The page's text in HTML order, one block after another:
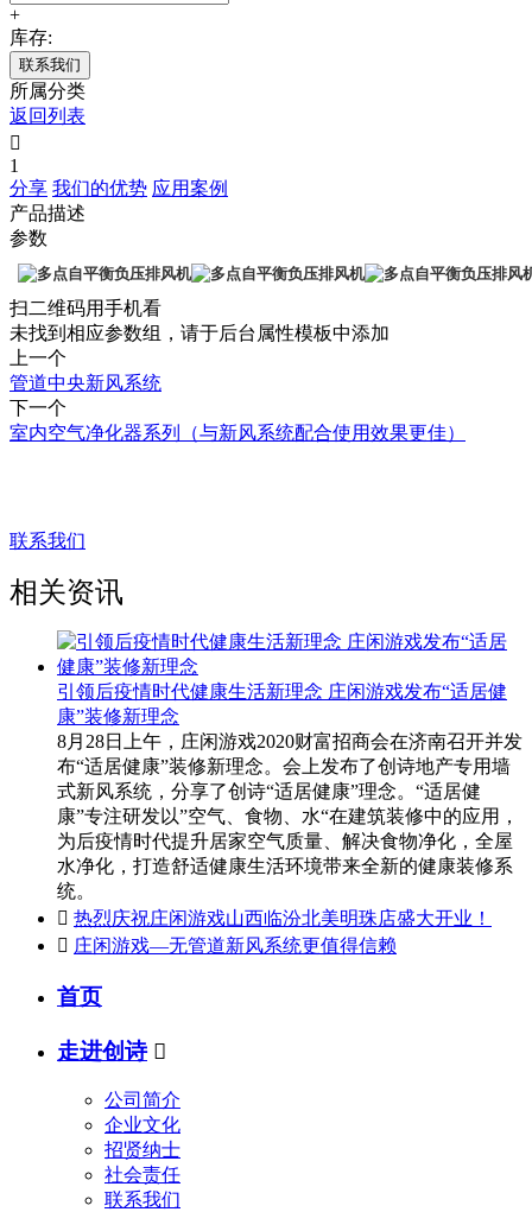
+
库存:
联系我们
所属分类
返回列表

1
分享 我们的优势 应用案例
产品描述
参数
扫二维码用手机看
未找到相应参数组，请于后台属性模板中添加
上一个
管道中央新风系统
下一个
室内空气净化器系列（与新风系统配合使用效果更佳）
联系我们
相关资讯
引领后疫情时代健康生活新理念 庄闲游戏发布“适居健
康”装修新理念
8月28日上午，庄闲游戏2020财富招商会在济南召开并发
布“适居健康”装修新理念。会上发布了创诗地产专用墙
式新风系统，分享了创诗“适居健康”理念。“适居健
康”专注研发以”空气、食物、水“在建筑装修中的应用，
为后疫情时代提升居家空气质量、解决食物净化，全屋
水净化，打造舒适健康生活环境带来全新的健康装修系
统。
 热烈庆祝庄闲游戏山西临汾北美明珠店盛大开业！
 庄闲游戏—无管道新风系统更值得信赖
首页
走进创诗 
公司简介
企业文化
招贤纳士
社会责任
联系我们